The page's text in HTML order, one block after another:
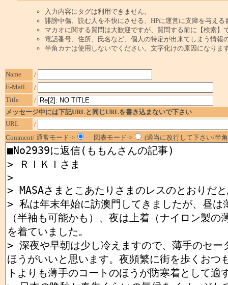
入力内容にタグは利用できません。
誹謗中傷、読む人を不快にさせる、HPに運営に支障を与え
マカオに関する質問は大歓迎ですが、質問する前に【検索】
電話番号、住所、氏名など、個人の特定が出来てしまう情報
半角カナは使用しないでください。文字化けの原因になりま
Name
/
E-Mail
/
Title
/
メッセージ中には下記URLと同じURLを書き込まないで下さい
URL
/
Comment/ 通常モード->
図表モード-> (適当に改行して下さい/半